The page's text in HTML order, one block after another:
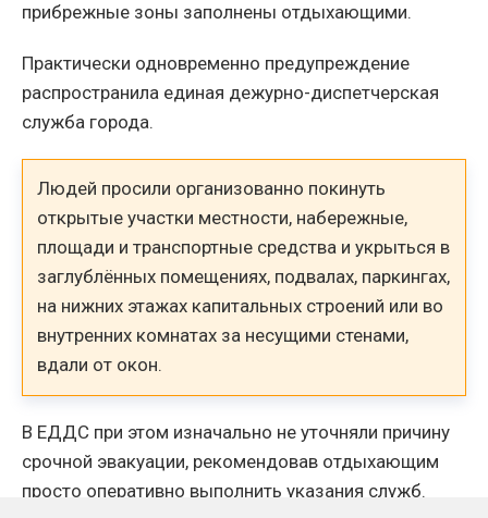
прибрежные зоны заполнены отдыхающими.
Практически одновременно предупреждение
распространила единая дежурно-диспетчерская
служба города.
Людей просили организованно покинуть
открытые участки местности, набережные,
площади и транспортные средства и укрыться в
заглублённых помещениях, подвалах, паркингах,
на нижних этажах капитальных строений или во
внутренних комнатах за несущими стенами,
вдали от окон.
В ЕДДС при этом изначально не уточняли причину
срочной эвакуации, рекомендовав отдыхающим
просто оперативно выполнить указания служб.